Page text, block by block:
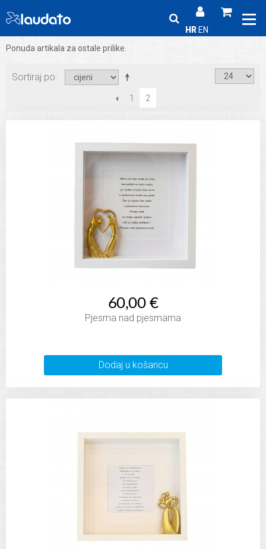
HR EN
Ponuda artikala za ostale prilike.
Sortiraj po
PRETHODNI
1 2
60,00 €
Pjesma nad pjesmama
Dodaj u košaricu